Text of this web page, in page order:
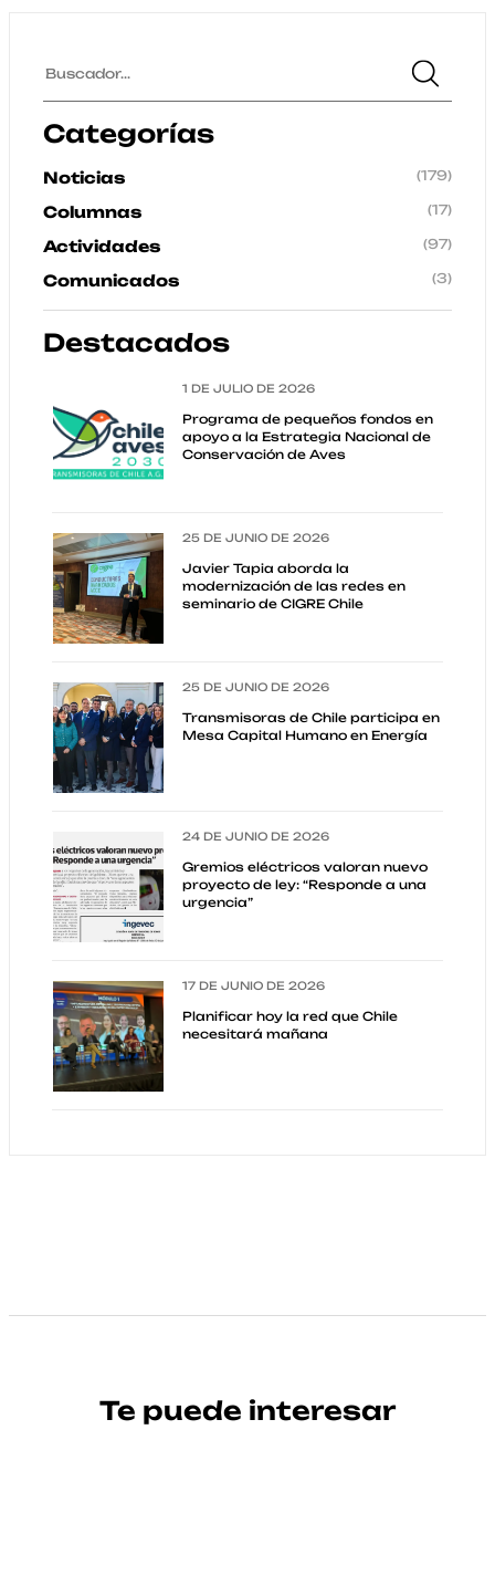
Categorías
Noticias (179)
Columnas (17)
Actividades (97)
Comunicados (3)
Destacados
1 DE JULIO DE 2026
Programa de pequeños fondos en
apoyo a la Estrategia Nacional de
Conservación de Aves
25 DE JUNIO DE 2026
Javier Tapia aborda la
modernización de las redes en
seminario de CIGRE Chile
25 DE JUNIO DE 2026
Transmisoras de Chile participa en
Mesa Capital Humano en Energía
24 DE JUNIO DE 2026
Gremios eléctricos valoran nuevo
proyecto de ley: “Responde a una
urgencia”
17 DE JUNIO DE 2026
Planificar hoy la red que Chile
necesitará mañana
Te puede interesar